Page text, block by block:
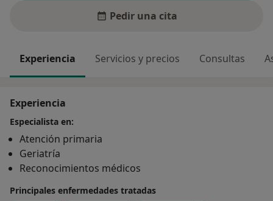
Pedir una cita
Experiencia Servicios y precios Consultas
Experiencia
Especialista en:
Atención primaria
Geriatría
Reconocimientos médicos
Principales enfermedades tratadas